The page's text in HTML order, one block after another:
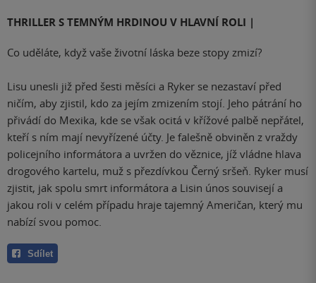
THRILLER S TEMNÝM HRDINOU V HLAVNÍ ROLI |
Co uděláte, když vaše životní láska beze stopy zmizí?
Lisu unesli již před šesti měsíci a Ryker se nezastaví před
ničím, aby zjistil, kdo za jejím zmizením stojí. Jeho pátrání ho
přivádí do Mexika, kde se však ocitá v křížové palbě nepřátel,
kteří s ním mají nevyřízené účty. Je falešně obviněn z vraždy
policejního informátora a uvržen do věznice, jíž vládne hlava
drogového kartelu, muž s přezdívkou Černý sršeň. Ryker musí
zjistit, jak spolu smrt informátora a Lisin únos souvisejí a
jakou roli v celém případu hraje tajemný Američan, který mu
nabízí svou pomoc.
Sdílet